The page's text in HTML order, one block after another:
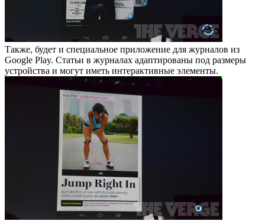
Также, будет и специальное приложение для журналов из
Google Play. Статьи в журналах адаптированы под размеры
устройства и могут иметь интерактивные элементы.